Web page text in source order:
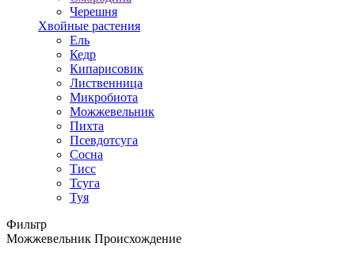
Черешня
Хвойные растения
Ель
Кедр
Кипарисовик
Лиственница
Микробиота
Можжевельник
Пихта
Псевдотсуга
Сосна
Тисс
Тсуга
Туя
Фильтр
Можжевельник Происхождение